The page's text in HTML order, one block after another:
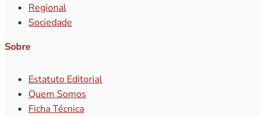
Regional
Sociedade
Sobre
Estatuto Editorial
Quem Somos
Ficha Técnica